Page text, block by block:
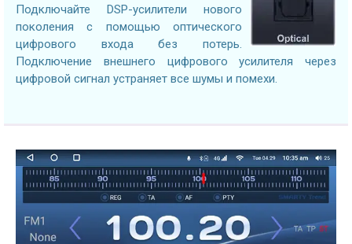
Подключайте DSP-усилители нового
поколения с помощью оптического
цифрового входа без потерь.
Подключение внешнего цифрового усилителя через
цифровой сигнал устраняет все шумы и помехи.